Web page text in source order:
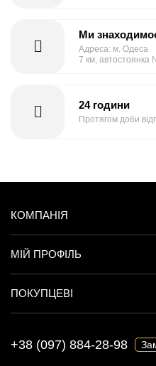
Ми
Адреса: м. Одеса
7 км, автостоянка
24 години
Протягом доби
КОМПАНІЯ
МІЙ ПРОФІЛЬ
ПОКУПЦЕВІ
+38 (097) 884-28-98